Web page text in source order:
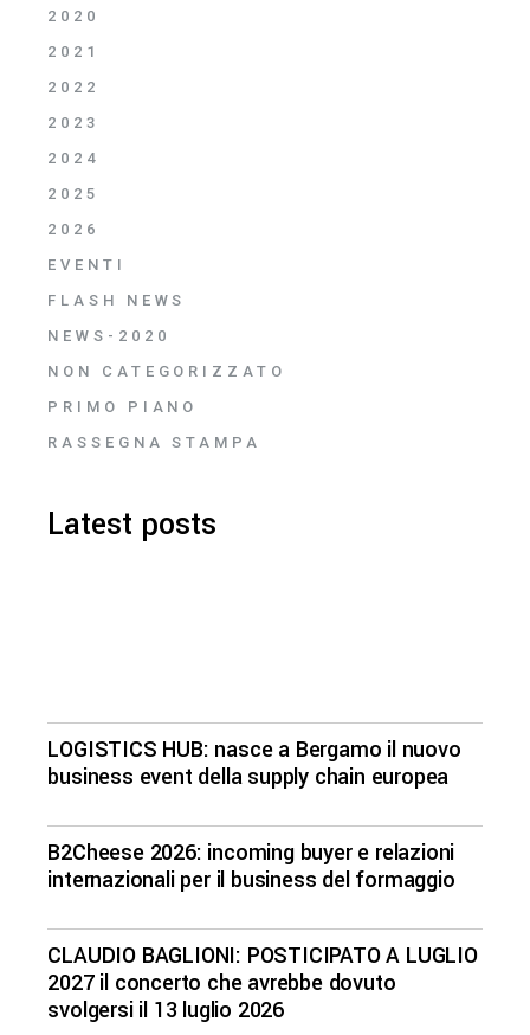
2020
2021
2022
2023
2024
2025
2026
EVENTI
FLASH NEWS
NEWS-2020
NON CATEGORIZZATO
PRIMO PIANO
RASSEGNA STAMPA
Latest posts
LOGISTICS HUB: nasce a Bergamo il nuovo
business event della supply chain europea
B2Cheese 2026: incoming buyer e relazioni
internazionali per il business del formaggio
CLAUDIO BAGLIONI: POSTICIPATO A LUGLIO
2027 il concerto che avrebbe dovuto
svolgersi il 13 luglio 2026